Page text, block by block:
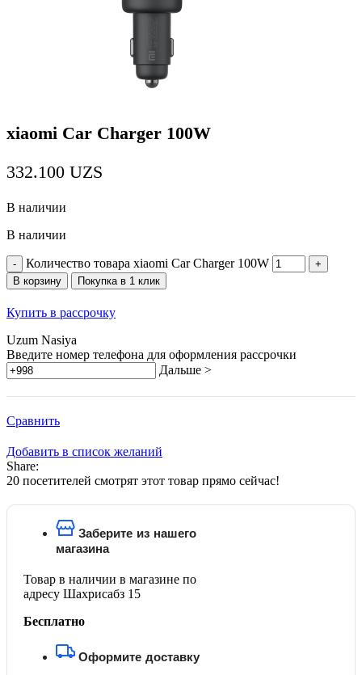
xiaomi Car Charger 100W
332.100 UZS
В наличии
В наличии
Количество товара xiaomi Car Charger 100W
В корзину Покупка в 1 клик
Купить в рассрочку
Uzum Nasiya
Введите номер телефона для оформления рассрочки
Дальше >
Сравнить
Добавить в список желаний
Share:
20 посетителей смотрят этот товар прямо сейчас!
Заберите из нашего
магазина
Товар в наличии в магазине по
адресу Шахрисабз 15
Бесплатно
Оформите доставку